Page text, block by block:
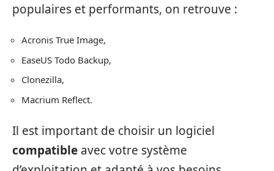
populaires et performants, on retrouve :
Acronis True Image,
EaseUS Todo Backup,
Clonezilla,
Macrium Reflect.
Il est important de choisir un logiciel
compatible avec votre système